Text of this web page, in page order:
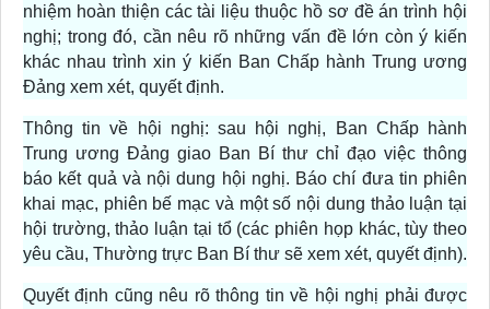
nhiệm hoàn thiện các tài liệu thuộc hồ sơ đề án trình hội
nghị; trong đó, cần nêu rõ những vấn đề lớn còn ý kiến
khác nhau trình xin ý kiến Ban Chấp hành Trung ương
Đảng xem xét, quyết định.
Thông tin về hội nghị: sau hội nghị, Ban Chấp hành
Trung ương Đảng giao Ban Bí thư chỉ đạo việc thông
báo kết quả và nội dung hội nghị. Báo chí đưa tin phiên
khai mạc, phiên bế mạc và một số nội dung thảo luận tại
hội trường, thảo luận tại tổ (các phiên họp khác, tùy theo
yêu cầu, Thường trực Ban Bí thư sẽ xem xét, quyết định).
Quyết định cũng nêu rõ thông tin về hội nghị phải được